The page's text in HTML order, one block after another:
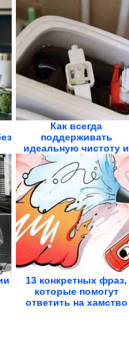
Как всегда
поддерживать
идеальную чистоту и
свежесть унитаза
13 конкретных фраз,
которые помогут
ответить на хамство